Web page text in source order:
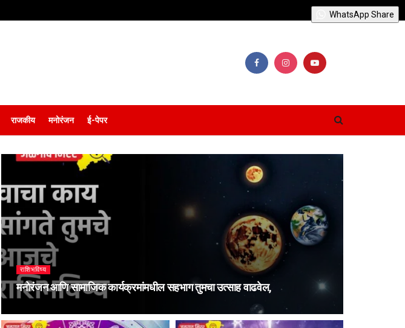
राजकीय मनोरंजन ई-पेपर
राशिभविष्य
मनोरंजन आणि सामाजिक कार्यक्रमांमधील सहभाग तुमचा उत्साह वाढवेल,
WhatsApp Share